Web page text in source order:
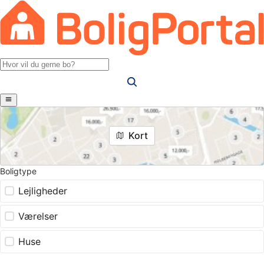
Kort
Boligtype
Lejligheder
Værelser
Huse